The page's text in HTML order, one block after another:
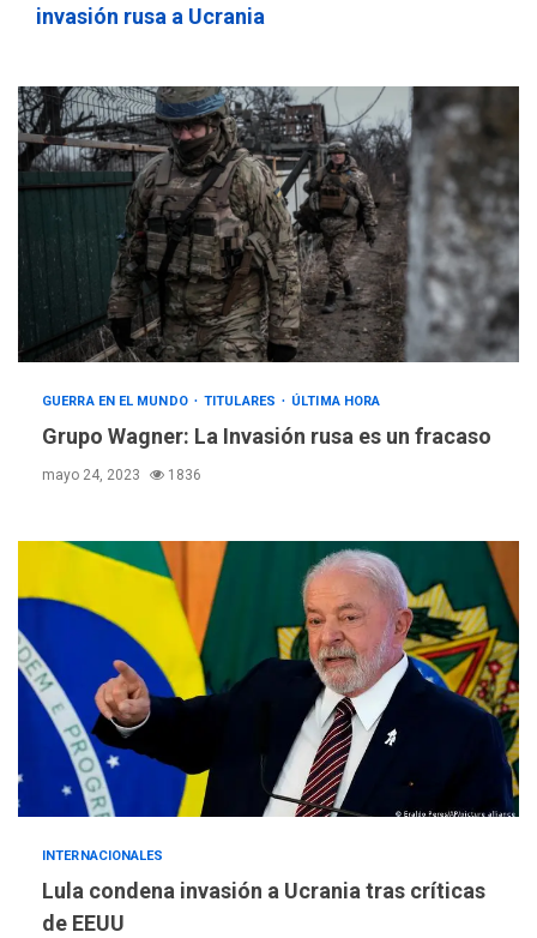
invasión rusa a Ucrania
GUERRA EN EL MUNDO TITULARES ÚLTIMA HORA
Grupo Wagner: La Invasión rusa es un fracaso
mayo 24, 2023 1836
INTERNACIONALES
Lula condena invasión a Ucrania tras críticas
de EEUU